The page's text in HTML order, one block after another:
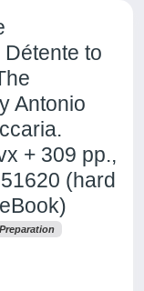
to
Antonio
+ 309 pp.,
(hard